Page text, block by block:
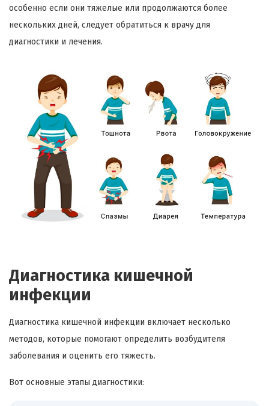
особенно если они тяжелые или продолжаются более
нескольких дней, следует обратиться к врачу для
диагностики и лечения.
Диагностика кишечной
инфекции
Диагностика кишечной инфекции включает несколько
методов, которые помогают определить возбудителя
заболевания и оценить его тяжесть.
Вот основные этапы диагностики: